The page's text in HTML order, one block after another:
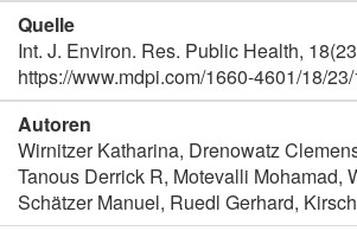
Quelle
Int. J. Environ. Res. Public Health,
https://www.mdpi.com/1660-4601/18/
Autoren
Wirnitzer Katharina, Drenowatz
Tanous Derrick R, Motevalli Mohamad,
Schätzer Manuel, Ruedl Gerhard,